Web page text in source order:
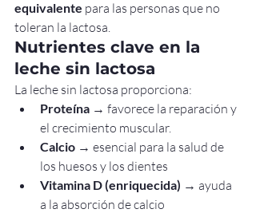
equivalente para las personas que no
toleran la lactosa.
Nutrientes clave en la
leche sin lactosa
La leche sin lactosa proporciona:
Proteína → favorece la reparación y
el crecimiento muscular.
Calcio → esencial para la salud de
los huesos y los dientes
Vitamina D (enriquecida) → ayuda
a la absorción de calcio